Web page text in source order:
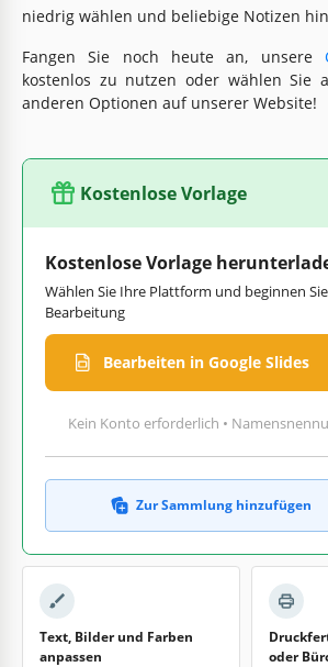
niedrig wählen und beliebige Notizen
Fangen Sie noch heute an, unsere
kostenlos zu nutzen oder wählen Sie
anderen Optionen auf unserer Website!
Kostenlose Vorlage
Kostenlose Vorlage
Wählen Sie Ihre Plattform und beginnen
Bearbeitung
Bearbeiten in Google Slides
Kein Konto erforderlich •
Zur Sammlung hinzufügen
Text, Bilder und Farben
anpassen
oder